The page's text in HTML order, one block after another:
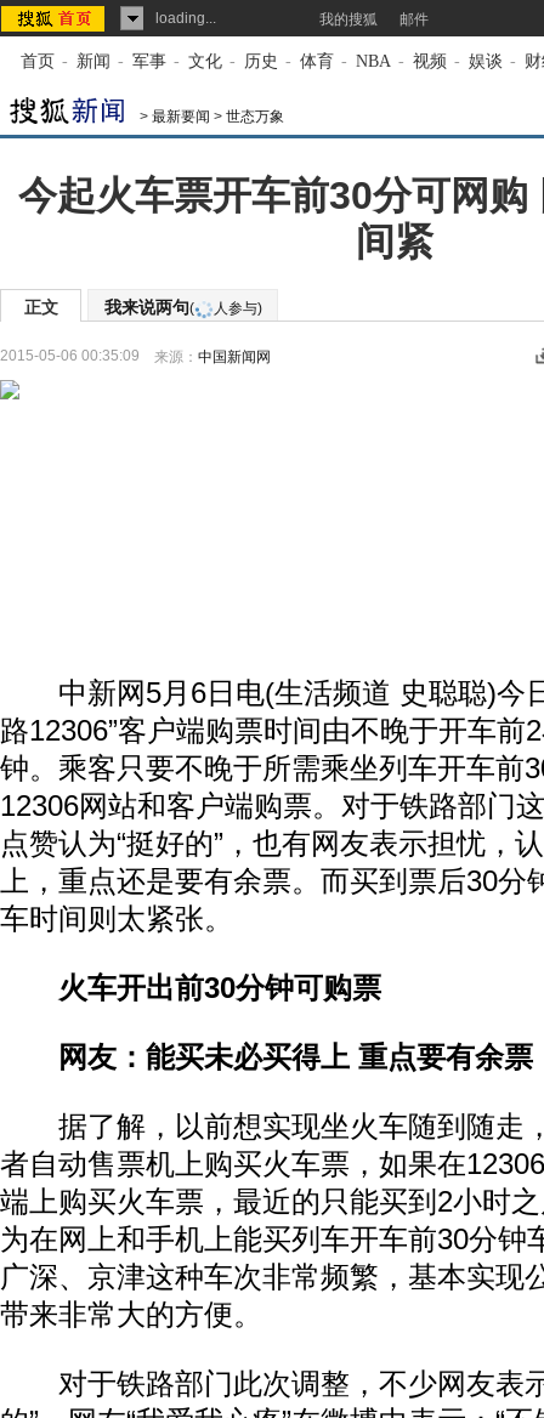
loading... 我的搜狐 邮件
首页 - 新闻 - 军事 - 文化 - 历史 - 体育 - NBA - 视频 - 娱谈 -
> 最新要闻 > 世态万象
今起火车票开车前30分可网购
间紧
正文 我来说两句( 人参与)
2015-05-06 00:35:09 来源： 中国新闻网
中新网5月6日电(生活频道 史聪聪)今
路12306”客户端购票时间由不晚于开车前
钟。乘客只要不晚于所需乘坐列车开车前
12306网站和客户端购票。对于铁路部门
点赞认为“挺好的”，也有网友表示担忧，
上，重点还是要有余票。而买到票后30分
车时间则太紧张。
火车开出前30分钟可购票
网友：能买未必买得上 重点要有余票
据了解，以前想实现坐火车随到随走
者自动售票机上购买火车票，如果在
端上购买火车票，最近的只能买到2小时
为在网上和手机上能买列车开车前30分钟
广深、京津这种车次非常频繁，基本实现
带来非常大的方便。
对于铁路部门此次调整，不少网友表